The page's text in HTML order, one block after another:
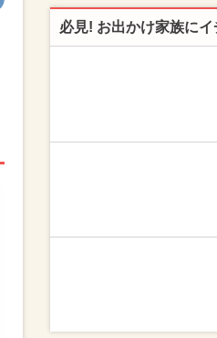
必見! お出かけ家族にイ